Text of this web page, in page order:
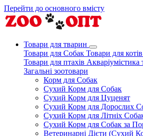
Перейти до основного вмісту
Товари для тварин
Товари для Собак Товари для котів
Товари для птахів Акваріумістика
Загальні зоотовари
Корм для Собак
Сухий Корм для Собак
Сухий Корм для Цуценят
Сухий Корм для Дорослих
Сухий Корм для Літніх
Сухий Корм для Собак за
Ветеринарні Дієти (Сухий